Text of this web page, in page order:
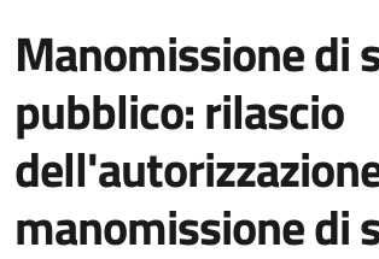
Manomissione di
pubblico: rilascio
manomissione di